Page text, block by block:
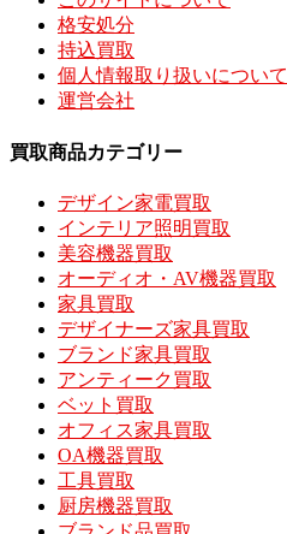
格安処分
持込買取
個人情報取り扱いについて
運営会社
買取商品カテゴリー
デザイン家電買取
インテリア照明買取
美容機器買取
オーディオ・AV機器買取
家具買取
デザイナーズ家具買取
ブランド家具買取
アンティーク買取
ベット買取
オフィス家具買取
OA機器買取
工具買取
厨房機器買取